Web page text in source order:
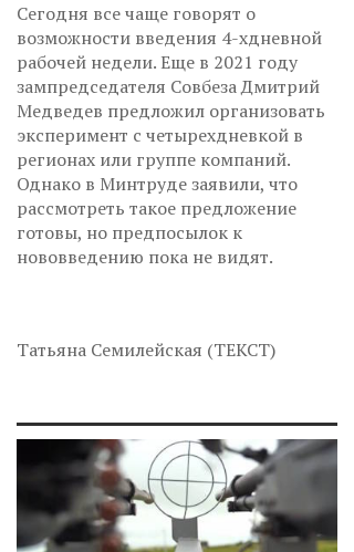
Сегодня все чаще говорят о
возможности введения 4-хдневной
рабочей недели. Еще в 2021 году
зампредседателя Совбеза Дмитрий
Медведев предложил организовать
эксперимент с четырехдневкой в
регионах или группе компаний.
Однако в Минтруде заявили, что
рассмотреть такое предложение
готовы, но предпосылок к
нововведению пока не видят.
Татьяна Семилейская (ТЕКСТ)